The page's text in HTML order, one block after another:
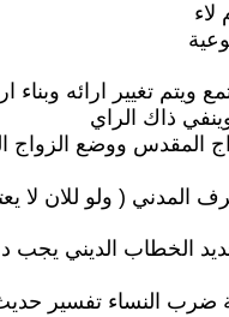
ويتم تغيير ارائه وبناء
ذاك الراي
المقدس ووضع
المدني ( ولو للان لا
الخطاب الديني يجب
ضرب النساء تفسير